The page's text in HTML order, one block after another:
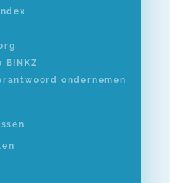
BINKZ
ondernemen